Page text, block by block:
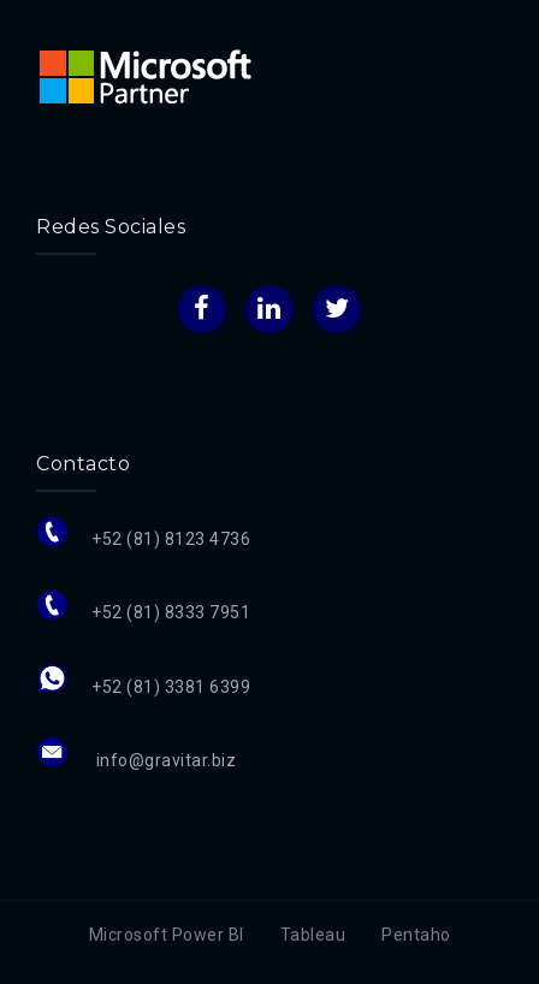
Redes Sociales
FacebookLinkedInTwitter
Contacto
+52 (81) 8123 4736
+52 (81) 8333 7951
+52 (81) 3381 6399
info@gravitar.biz
Microsoft Power BI Tableau Pentaho